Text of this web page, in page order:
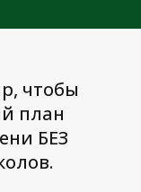
чтобы
план
БЕЗ